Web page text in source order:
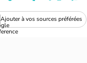
Ajouter à vos sources préférées